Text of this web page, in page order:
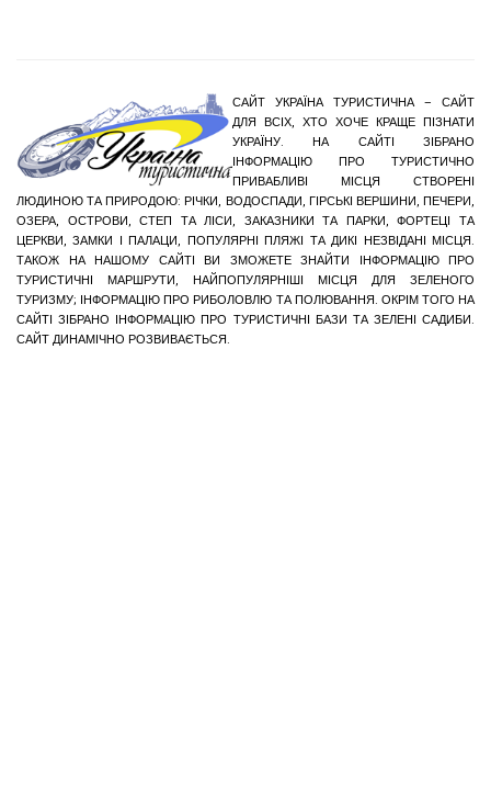
САЙТ УКРАЇНА ТУРИСТИЧНА – САЙТ
ДЛЯ ВСІХ, ХТО ХОЧЕ КРАЩЕ ПІЗНАТИ
УКРАЇНУ. НА САЙТІ ЗІБРАНО
ІНФОРМАЦІЮ ПРО ТУРИСТИЧНО
ПРИВАБЛИВІ МІСЦЯ СТВОРЕНІ
ЛЮДИНОЮ ТА ПРИРОДОЮ: РІЧКИ, ВОДОСПАДИ, ГІРСЬКІ ВЕРШИНИ, ПЕЧЕРИ,
ОЗЕРА, ОСТРОВИ, СТЕП ТА ЛІСИ, ЗАКАЗНИКИ ТА ПАРКИ, ФОРТЕЦІ ТА
ЦЕРКВИ, ЗАМКИ І ПАЛАЦИ, ПОПУЛЯРНІ ПЛЯЖІ ТА ДИКІ НЕЗВІДАНІ МІСЦЯ.
ТАКОЖ НА НАШОМУ САЙТІ ВИ ЗМОЖЕТЕ ЗНАЙТИ ІНФОРМАЦІЮ ПРО
ТУРИСТИЧНІ МАРШРУТИ, НАЙПОПУЛЯРНІШІ МІСЦЯ ДЛЯ ЗЕЛЕНОГО
ТУРИЗМУ; ІНФОРМАЦІЮ ПРО РИБОЛОВЛЮ ТА ПОЛЮВАННЯ. ОКРІМ ТОГО НА
САЙТІ ЗІБРАНО ІНФОРМАЦІЮ ПРО ТУРИСТИЧНІ БАЗИ ТА ЗЕЛЕНІ САДИБИ.
САЙТ ДИНАМІЧНО РОЗВИВАЄТЬСЯ.